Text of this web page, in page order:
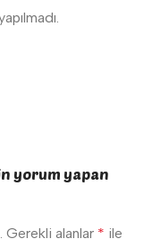
yorum yapan
Gerekli alanlar * ile